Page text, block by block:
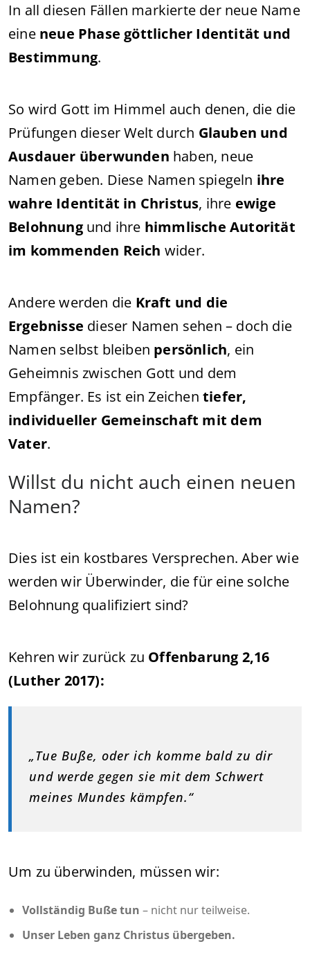
In all diesen Fällen markierte der neue Name
eine neue Phase göttlicher Identität und
Bestimmung.
So wird Gott im Himmel auch denen, die die
Prüfungen dieser Welt durch Glauben und
Ausdauer überwunden haben, neue
Namen geben. Diese Namen spiegeln ihre
wahre Identität in Christus, ihre ewige
Belohnungund ihre himmlische Autorität
im kommenden Reich wider.
Andere werden die Kraft und die
Ergebnisse dieser Namen sehen – doch die
Namen selbst bleiben persönlich, ein
Geheimnis zwischen Gott und dem
Empfänger. Es ist ein Zeichen tiefer,
individueller Gemeinschaft mit dem
Vater.
Willst du nicht auch einen neuen
Namen?
Dies ist ein kostbares Versprechen. Aber wie
werden wir Überwinder, die für eine solche
Belohnung qualifiziert sind?
Kehren wir zurück zu Offenbarung 2,16
(Luther 2017):
„Tue Buße, oder ich komme bald zu dir
und werde gegen sie mit dem Schwert
meines Mundes kämpfen.“
Um zu überwinden, müssen wir:
Vollständig Buße tun – nicht nur teilweise.
Unser Leben ganz Christus übergeben.